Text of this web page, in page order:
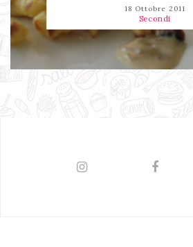
18 Ottobre 2011
Secondi